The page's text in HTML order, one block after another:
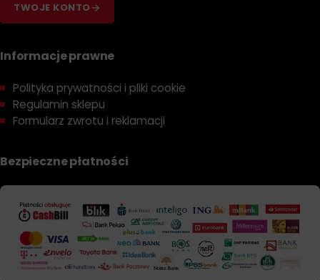
TWOJE KONTO
Informacje prawne
Polityka prywatności i pliki cookie
Regulamin sklepu
Formularz zwrotu i reklamacji
Bezpieczne płatności